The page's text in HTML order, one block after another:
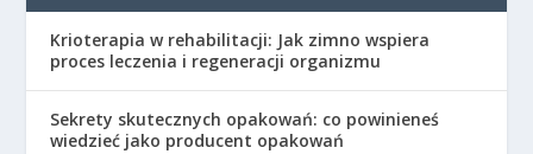
Krioterapia w rehabilitacji: Jak zimno wspiera
proces leczenia i regeneracji organizmu
Sekrety skutecznych opakowań: co powinieneś
wiedzieć jako producent opakowań